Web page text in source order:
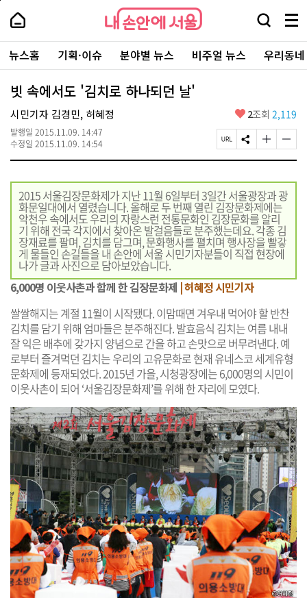
본
로
가
내
손
안
에
서
울
-
서
울
시
대
표
소
포
털
내
손
에
울
검
창
열
기
메
뉴
전
체
보
주
요
서
뉴스홈 기획·이슈 분야별 뉴스 비주얼 뉴스 우리동
빗 속에서도 '김치로 하나되던 날'
시민기자 김경민, 허혜정
발행일 2015.11.09. 14:47
수정일 2015.11.09. 14:54
좋
요
2조회 2,119
페
이
U
R
L
복
사
S
N
공
유
하
기
글
자
기
크
게
변
경
하
기
글
자
기
작
게
하
2015 서울김장문화제가 지난 11월 6일부터 3일간 서울광장과 광
화문일대에서 열렸습니다. 올해로 두 번째 열린 김장문화제에는
악천우 속에서도 우리의 자랑스런 전통문화인 김장문화를 알리
기 위해 전국 각지에서 찾아온 발걸음들로 분주했는데요. 각종 김
장재료를 팔며, 김치를 담그며, 문화행사를 펼치며 행사장을 빨갛
게 물들인 손길들을 내 손안에 서울 시민기자분들이 직접 현장에
나가 글과 사진으로 담아보았습니다.
6,000명 이웃사촌과 함께 한 김장문화제 | 허혜정 시민기자
쌀쌀해지는 계절 11월이 시작됐다. 이맘때면 겨우내 먹어야 할 반찬
김치를 담기 위해 엄마들은 분주해진다. 발효음식 김치는 여름 내내
잘 익은 배추에 갖가지 양념으로 간을 하고 손맛으로 버무려낸다. 예
로부터 즐겨먹던 김치는 우리의 고유문화로 현재 유네스코 세계유형
문화제에 등재되었다. 2015년 가을, 시청광장에는 6,000명의 시민이
이웃사촌이 되어 ‘서울김장문화제’를 위해 한 자리에 모였다.
페
상
단
로